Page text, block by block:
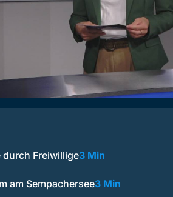
durch Freiwillige3 Min
am Sempachersee3 Min